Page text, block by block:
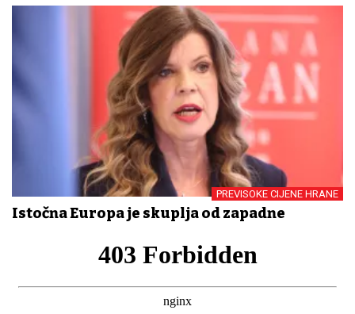
PREVISOKE CIJENE HRANE
Istočna Europa je skuplja od zapadne